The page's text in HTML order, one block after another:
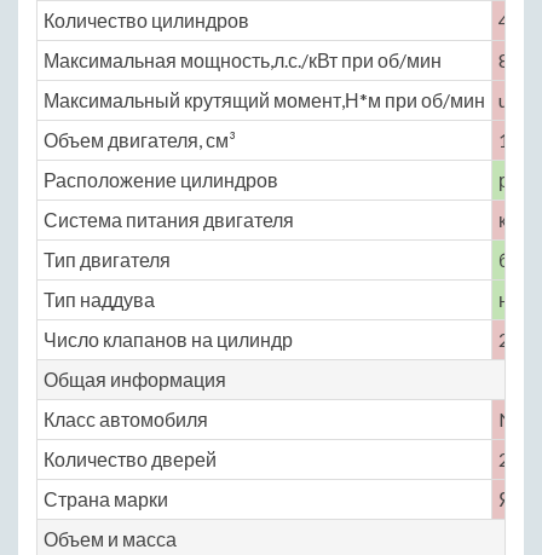
Количество цилиндров
4
Максимальная мощность,л.с./кВт при об/мин
88 /
Максимальный крутящий момент,Н*м при об/мин
Объем двигателя, см³
1770
Расположение цилиндров
Система питания двигателя
Тип двигателя
Тип наддува
нет
Число клапанов на цилиндр
2
Общая информация
Класс автомобиля
No
Количество дверей
2
Страна марки
Объем и масса